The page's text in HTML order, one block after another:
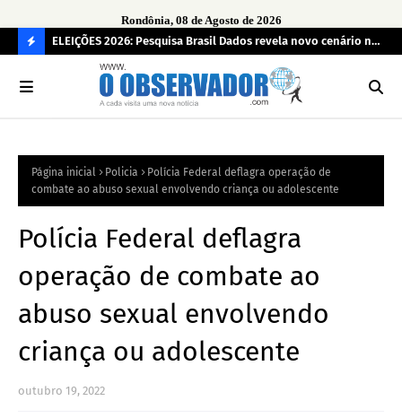
Rondônia, 08 de Agosto de 2026
O
R
mais
ELEIÇÕES 2026: Pesquisa Brasil Dados revela novo cenário na
disputa pelo Governo de Rondônia
Página inicial Policia
Polícia Federal deflagra operação de
combate ao abuso sexual envolvendo criança ou adolescente
Polícia Federal deflagra
operação de combate ao
abuso sexual envolvendo
criança ou adolescente
outubro 19, 2022